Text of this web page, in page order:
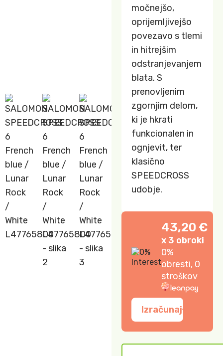
močnejšo,
oprijemljivejšo
povezavo s tlemi
in hitrejšim
odstranjevanjem
blata. S
prenovljenim
zgornjim delom,
ki je hkrati
funkcionalen in
ognjevit, ter
klasično
SPEEDCROSS
udobje.
43,20 €
x 3 obroki
0%
obresti, 0
stroškov
Izračunaj